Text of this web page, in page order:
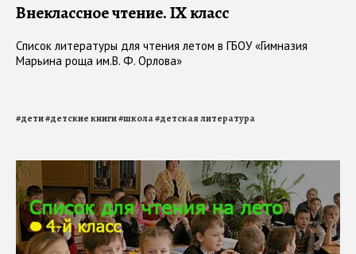
Внеклассное чтение. IХ класс
Список литературы для чтения летом в ГБОУ «Гимназия
Марьина роща им.В. Ф. Орлова»
#дети#детские книги#школа#детская литература